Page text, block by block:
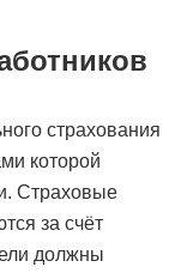
страхования
которой
Страховые
за счёт
должны